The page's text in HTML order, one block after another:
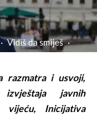
· Vidiš da smiješ ·
razmatra i usvoji,
a
javnih
vijeću, Inicijativa